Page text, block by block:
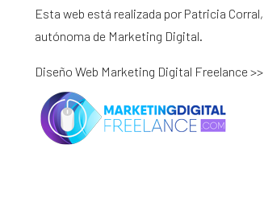
Esta web está realizada por Patricia Corral,
autónoma de Marketing Digital.
Diseño Web Marketing Digital Freelance >>